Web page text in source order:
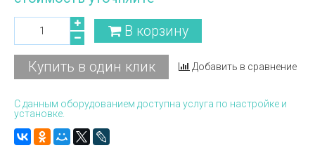
В корзину
Купить в один клик Добавить в сравнение
С данным оборудованием доступна услуга по настройке и
установке.